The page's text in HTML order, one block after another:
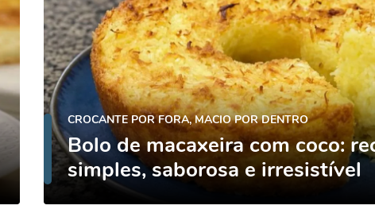
CROCANTE POR FORA, MACIO POR DENTRO
Bolo de macaxeira com coco:
simples, saborosa e irresistível